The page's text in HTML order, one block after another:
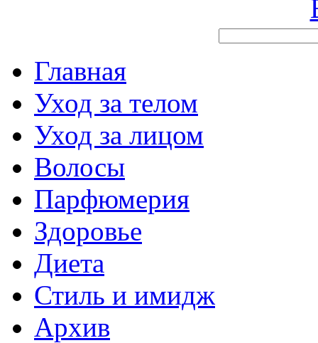
Главная
Уход за телом
Уход за лицом
Волосы
Парфюмерия
Здоровье
Диета
Стиль и имидж
Архив